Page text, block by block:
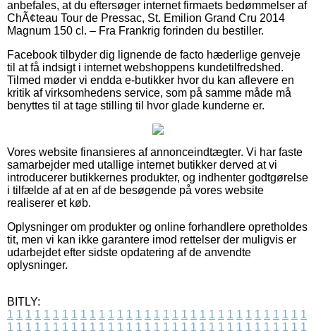
anbefales, at du eftersøger internet firmaets bedømmelser af
ChÃ¢teau Tour de Pressac, St. Emilion Grand Cru 2014
Magnum 150 cl. – Fra Frankrig forinden du bestiller.
Facebook tilbyder dig lignende de facto hæderlige genveje
til at få indsigt i internet webshoppens kundetilfredshed.
Tilmed møder vi endda e-butikker hvor du kan aflevere en
kritik af virksomhedens service, som på samme måde må
benyttes til at tage stilling til hvor glade kunderne er.
Vores website finansieres af annonceindtægter. Vi har faste
samarbejder med utallige internet butikker derved at vi
introducerer butikkernes produkter, og indhenter godtgørelse
i tilfælde af at en af de besøgende på vores website
realiserer et køb.
Oplysninger om produkter og online forhandlere opretholdes
tit, men vi kan ikke garantere imod rettelser der muligvis er
udarbejdet efter sidste opdatering af de anvendte
oplysninger.
BITLY:
1 1 1 1 1 1 1 1 1 1 1 1 1 1 1 1 1 1 1 1 1 1 1 1 1 1 1 1 1 1 1 1 1
1 1 1 1 1 1 1 1 1 1 1 1 1 1 1 1 1 1 1 1 1 1 1 1 1 1 1 1 1 1 1 1 1